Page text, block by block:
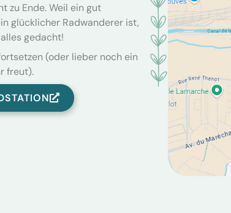
zu Ende. Weil ein gut
glücklicher Radwanderer ist,
gedacht!
(oder lieber noch ein
freut).